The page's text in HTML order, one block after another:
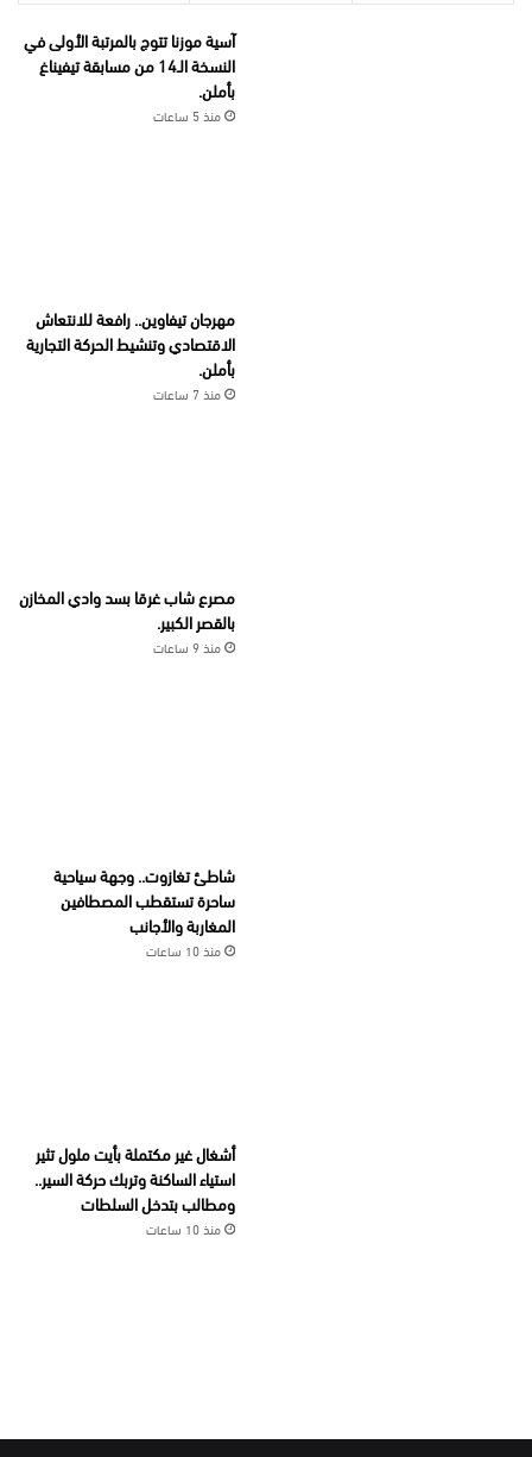
آسية موزنا تتوج بالمرتبة الأولى في
النسخة الـ14 من مسابقة تيفيناغ
بأملن.
منذ 5 ساعات
مهرجان تيفاوين.. رافعة للانتعاش
الاقتصادي وتنشيط الحركة التجارية
بأملن.
منذ 7 ساعات
مصرع شاب غرقا بسد وادي المخازن
بالقصر الكبير.
منذ 9 ساعات
شاطئ تغازوت.. وجهة سياحية
ساحرة تستقطب المصطافين
المغاربة والأجانب
منذ 10 ساعات
أشغال غير مكتملة بأيت ملول تثير
استياء الساكنة وتربك حركة السير..
ومطالب بتدخل السلطات
منذ 10 ساعات